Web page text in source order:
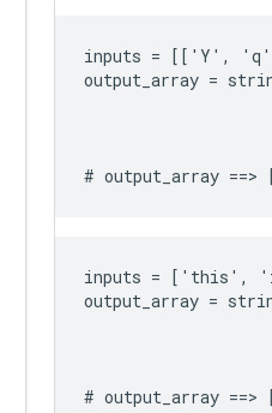
inputs = [['Y',
output_array =
# output_array
inputs =
output_array =
# output_array